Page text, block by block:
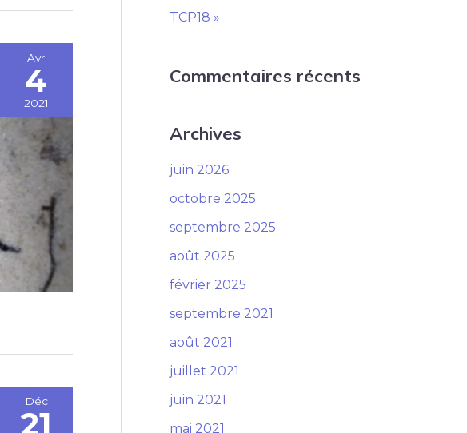
Avr
4
2021
Déc
21
TCP18 »
Commentaires récents
Archives
juin 2026
octobre 2025
septembre 2025
août 2025
février 2025
septembre 2021
août 2021
juillet 2021
juin 2021
mai 2021